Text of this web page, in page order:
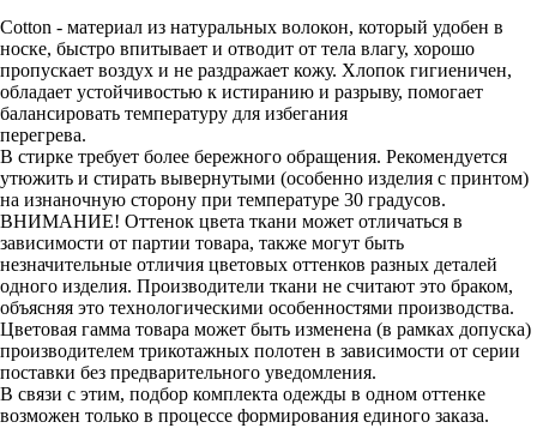
Cotton - материал из натуральных волокон, который удобен в
носке, быстро впитывает и отводит от тела влагу, хорошо
пропускает воздух и не раздражает кожу. Хлопок гигиеничен,
обладает устойчивостью к истиранию и разрыву, помогает
балансировать температуру для избегания
перегрева.
В стирке требует более бережного обращения. Рекомендуется
утюжить и стирать вывернутыми (особенно изделия с принтом)
на изнаночную сторону при температуре 30 градусов.
ВНИМАНИЕ! Оттенок цвета ткани может отличаться в
зависимости от партии товара, также могут быть
незначительные отличия цветовых оттенков разных деталей
одного изделия. Производители ткани не считают это браком,
объясняя это технологическими особенностями производства.
Цветовая гамма товара может быть изменена (в рамках допуска)
производителем трикотажных полотен в зависимости от серии
поставки без предварительного уведомления.
В связи с этим, подбор комплекта одежды в одном оттенке
возможен только в процессе формирования единого заказа.